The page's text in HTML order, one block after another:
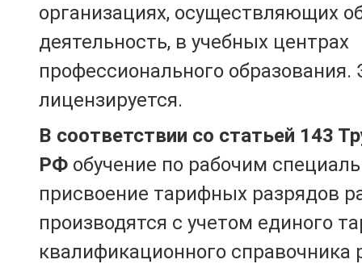
организациях, осуществляющих
деятельность, в учебных центрах
профессионального образования.
лицензируется.
В соответствии со статьей 143
РФ обучение по рабочим
присвоение тарифных разрядов
производятся с учетом единого
квалификационного справочника